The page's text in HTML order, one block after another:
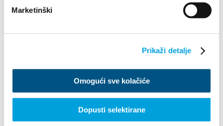
Marketinški
Prikaži detalje
Omogući sve kolačiće
Dopusti selektirane
info@kastela-info.hr